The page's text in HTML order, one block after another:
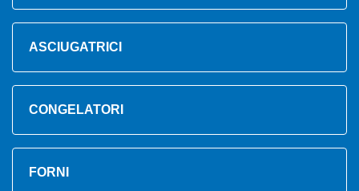
ASCIUGATRICI
CONGELATORI
FORNI